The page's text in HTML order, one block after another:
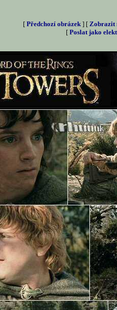
[ Předchozí obrázek ] [ Zobrazit
[ Poslat jako